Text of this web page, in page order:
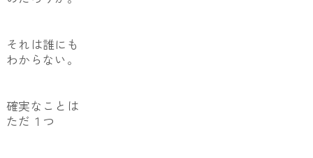
それは誰にも
わからない。
確実なことは
ただ１つ